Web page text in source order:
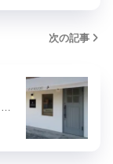
次の記事